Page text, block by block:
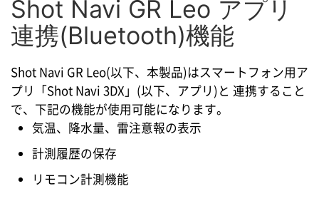
Shot Navi GR Leo アプリ
連携(Bluetooth)機能
Shot Navi GR Leo(以下、本製品)はスマートフォン用ア
プリ「Shot Navi 3DX」(以下、アプリ)と 連携すること
で、下記の機能が使用可能になります。
気温、降水量、雷注意報の表示
計測履歴の保存
リモコン計測機能